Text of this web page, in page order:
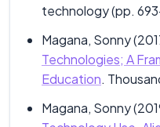
technology (pp.
Magana, Sonny
Technologies; A
Education.
Magana, Sonny